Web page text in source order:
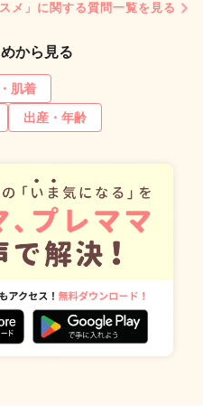
スメ」に関する質問一覧を見る
から見る
肌着
出産・年齢